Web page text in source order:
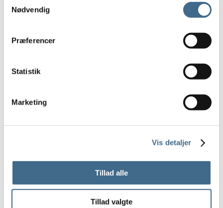
Nødvendig
Præferencer
Statistik
Marketing
Vis detaljer
Tillad alle
Tillad valgte
Bergs Potter – Julie
Bergs Potter – Modena
Bergs Potter – Hoff
Potter